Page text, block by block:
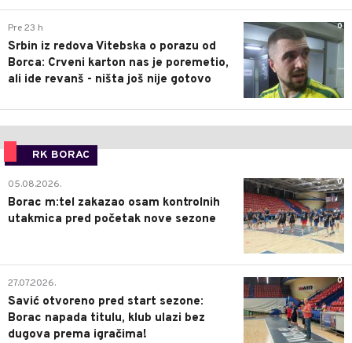
0
Pre 23 h
Srbin iz redova Vitebska o porazu od
Borca: Crveni karton nas je poremetio,
ali ide revanš - ništa još nije gotovo
RK BORAC
0
05.08.2026.
Borac m:tel zakazao osam kontrolnih
utakmica pred početak nove sezone
0
27.07.2026.
Savić otvoreno pred start sezone:
Borac napada titulu, klub ulazi bez
dugova prema igračima!